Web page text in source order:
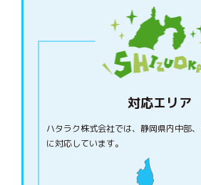
対応エリア
ハタラク株式会社では、静岡県内中部
に対応しています。